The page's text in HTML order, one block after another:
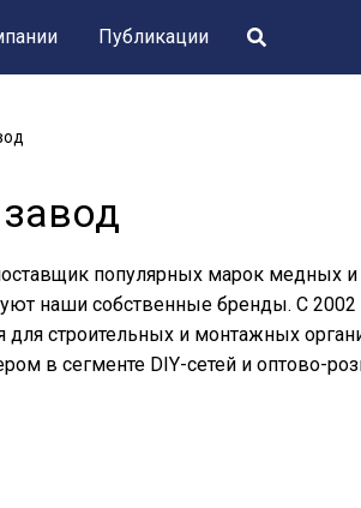
Публикации
популярных марок медных
наши собственные бренды. С
строительных и монтажных
в сегменте DIY-сетей и оптово-